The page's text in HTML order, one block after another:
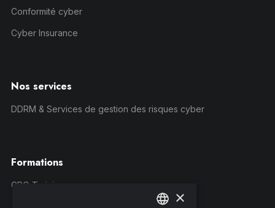
Conformité cyber
Cyber Insurance
Nos services
DDRM & Services de gestion des risques cyber
Formations
CRQ Training
×